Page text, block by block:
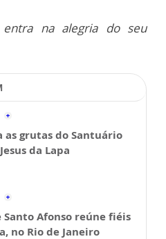
na alegria do seu
as grutas do Santuário
da Lapa
Santo Afonso reúne fiéis
no Rio de Janeiro